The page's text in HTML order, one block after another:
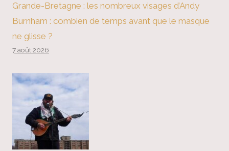
Grande-Bretagne : les nombreux visages d’Andy
Burnham : combien de temps avant que le masque
ne glisse ?
7 août 2026